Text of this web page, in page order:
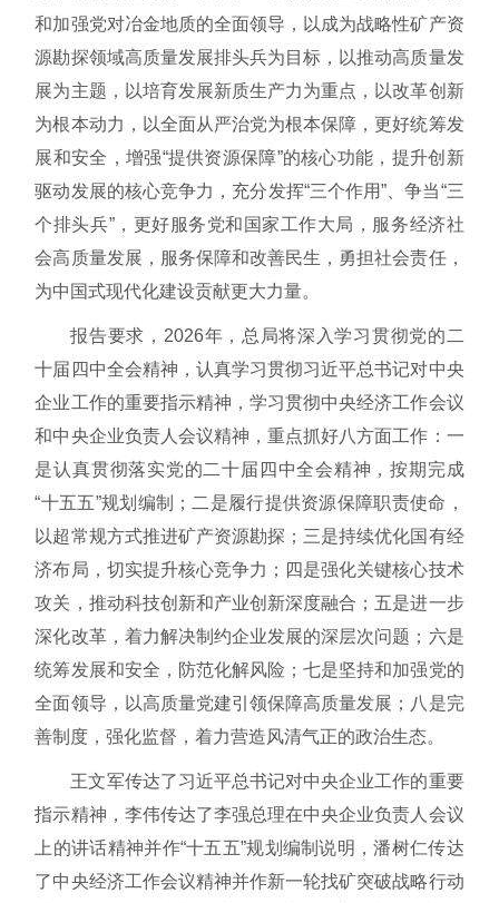
和加强党对冶金地质的全面领导，以成为战略性矿产资
源勘探领域高质量发展排头兵为目标，以推动高质量发
展为主题，以培育发展新质生产力为重点，以改革创新
为根本动力，以全面从严治党为根本保障，更好统筹发
展和安全，增强“提供资源保障”的核心功能，提升创新
驱动发展的核心竞争力，充分发挥“三个作用”、争当“三
个排头兵”，更好服务党和国家工作大局，服务经济社
会高质量发展，服务保障和改善民生，勇担社会责任，
为中国式现代化建设贡献更大力量。
报告要求，2026年，总局将深入学习贯彻党的二
十届四中全会精神，认真学习贯彻习近平总书记对中央
企业工作的重要指示精神，学习贯彻中央经济工作会议
和中央企业负责人会议精神，重点抓好八方面工作：一
是认真贯彻落实党的二十届四中全会精神，按期完成
“十五五”规划编制；二是履行提供资源保障职责使命，
以超常规方式推进矿产资源勘探；三是持续优化国有经
济布局，切实提升核心竞争力；四是强化关键核心技术
攻关，推动科技创新和产业创新深度融合；五是进一步
深化改革，着力解决制约企业发展的深层次问题；六是
统筹发展和安全，防范化解风险；七是坚持和加强党的
全面领导，以高质量党建引领保障高质量发展；八是完
善制度，强化监督，着力营造风清气正的政治生态。
王文军传达了习近平总书记对中央企业工作的重要
指示精神，李伟传达了李强总理在中央企业负责人会议
上的讲话精神并作“十五五”规划编制说明，潘树仁传达
了中央经济工作会议精神并作新一轮找矿突破战略行动